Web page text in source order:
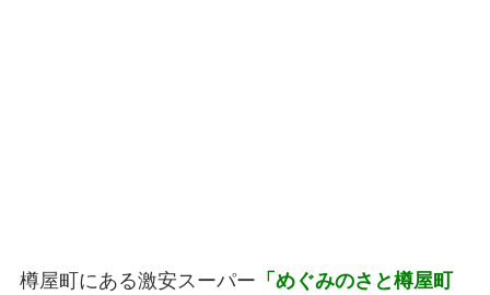
樽屋町にある激安スーパー 「めぐみのさと樽屋町